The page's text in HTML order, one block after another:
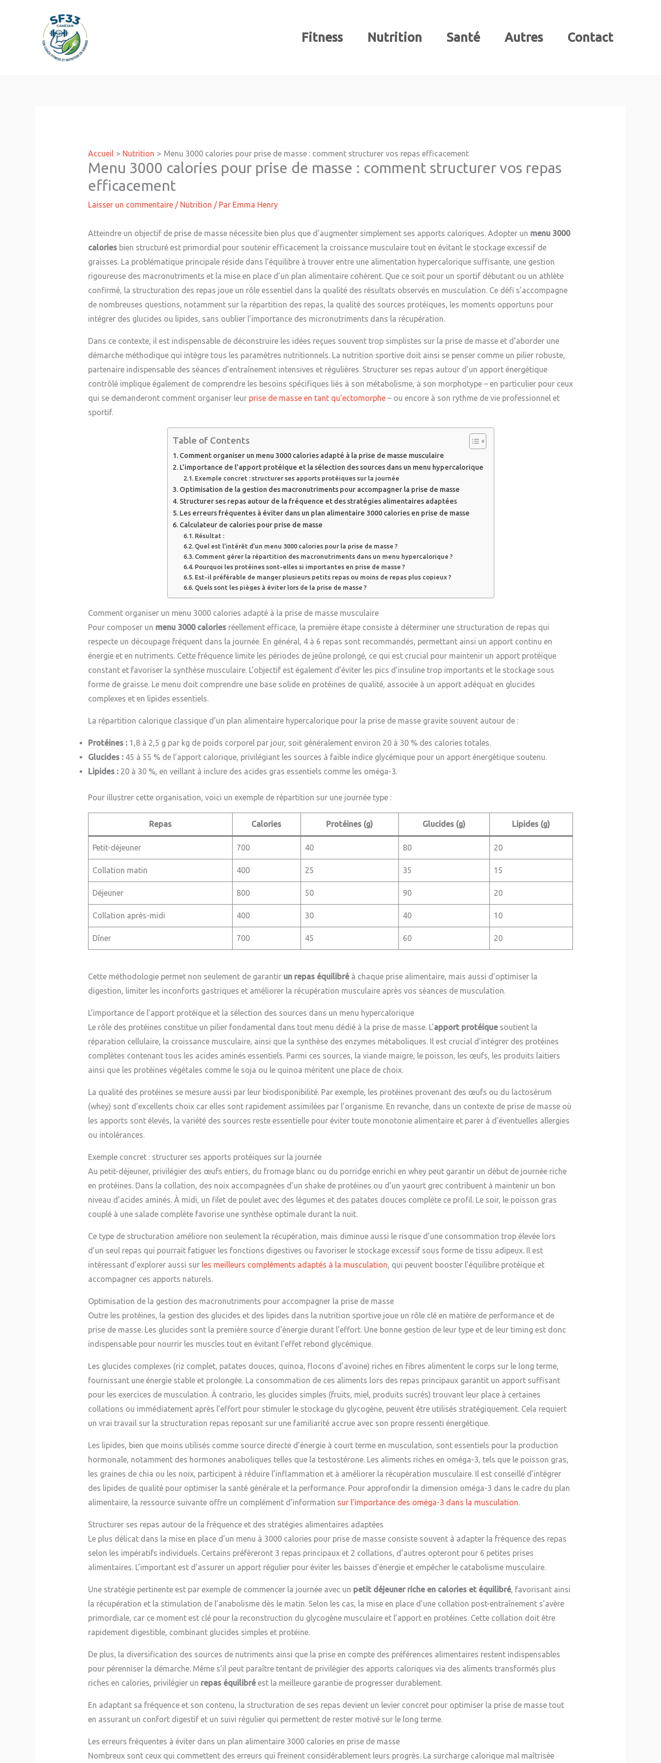
Fitness Nutrition Santé Autres Contact
Accueil Nutrition Menu 3000 calories pour prise de masse : comment structurer vos repas efficacement
Menu 3000 calories pour prise de masse : comment structurer vos repas
efficacement
Laisser un commentaire / Nutrition / Par Emma Henry
Atteindre un objectif de prise de masse nécessite bien plus que d’augmenter simplement ses apports caloriques. Adopter un menu 3000
caloriesbien structuré est primordial pour soutenir efficacement la croissance musculaire tout en évitant le stockage excessif de
graisses. La problématique principale réside dans l’équilibre à trouver entre une alimentation hypercalorique suffisante, une gestion
rigoureuse des macronutriments et la mise en place d’un plan alimentaire cohérent. Que ce soit pour un sportif débutant ou un athlète
confirmé, la structuration des repas joue un rôle essentiel dans la qualité des résultats observés en musculation. Ce défi s’accompagne
de nombreuses questions, notamment sur la répartition des repas, la qualité des sources protéiques, les moments opportuns pour
intégrer des glucides ou lipides, sans oublier l’importance des micronutriments dans la récupération.
Dans ce contexte, il est indispensable de déconstruire les idées reçues souvent trop simplistes sur la prise de masse et d’aborder une
démarche méthodique qui intègre tous les paramètres nutritionnels. La nutrition sportive doit ainsi se penser comme un pilier robuste,
partenaire indispensable des séances d’entraînement intensives et régulières. Structurer ses repas autour d’un apport énergétique
contrôlé implique également de comprendre les besoins spécifiques liés à son métabolisme, à son morphotype – en particulier pour ceux
qui se demanderont comment organiser leur prise de masse en tant qu’ectomorphe– ou encore à son rythme de vie professionnel et
sportif.
Table of Contents
Comment organiser un menu 3000 calories adapté à la prise de masse musculaire
L’importance de l’apport protéique et la sélection des sources dans un menu hypercalorique
Exemple concret : structurer ses apports protéiques sur la journée
Optimisation de la gestion des macronutriments pour accompagner la prise de masse
Structurer ses repas autour de la fréquence et des stratégies alimentaires adaptées
Les erreurs fréquentes à éviter dans un plan alimentaire 3000 calories en prise de masse
Calculateur de calories pour prise de masse
Résultat :
Quel est l’intérêt d’un menu 3000 calories pour la prise de masse ?
Comment gérer la répartition des macronutriments dans un menu hypercalorique ?
Pourquoi les protéines sont-elles si importantes en prise de masse ?
Est-il préférable de manger plusieurs petits repas ou moins de repas plus copieux ?
Quels sont les pièges à éviter lors de la prise de masse ?
Comment organiser un menu 3000 calories adapté à la prise de masse musculaire
Pour composer un menu 3000 caloriesréellement efficace, la première étape consiste à déterminer une structuration de repas qui
respecte un découpage fréquent dans la journée. En général, 4 à 6 repas sont recommandés, permettant ainsi un apport continu en
énergie et en nutriments. Cette fréquence limite les périodes de jeûne prolongé, ce qui est crucial pour maintenir un apport protéique
constant et favoriser la synthèse musculaire. L’objectif est également d’éviter les pics d’insuline trop importants et le stockage sous
forme de graisse. Le menu doit comprendre une base solide en protéines de qualité, associée à un apport adéquat en glucides
complexes et en lipides essentiels.
La répartition calorique classique d’un plan alimentaire hypercalorique pour la prise de masse gravite souvent autour de :
Protéines :1,8 à 2,5 g par kg de poids corporel par jour, soit généralement environ 20 à 30 % des calories totales.
Glucides :45 à 55 % de l’apport calorique, privilégiant les sources à faible indice glycémique pour un apport énergétique soutenu.
Lipides :20 à 30 %, en veillant à inclure des acides gras essentiels comme les oméga-3.
Pour illustrer cette organisation, voici un exemple de répartition sur une journée type :
Repas Calories Protéines (g) Glucides (g) Lipides (g)
Petit-déjeuner 700 40 80 20
Collation matin 400 25 35 15
Déjeuner 800 50 90 20
Collation après-midi 400 30 40 10
Dîner 700 45 60 20
Cette méthodologie permet non seulement de garantir un repas équilibréà chaque prise alimentaire, mais aussi d’optimiser la
digestion, limiter les inconforts gastriques et améliorer la récupération musculaire après vos séances de musculation.
L’importance de l’apport protéique et la sélection des sources dans un menu hypercalorique
Le rôle des protéines constitue un pilier fondamental dans tout menu dédié à la prise de masse. L’apport protéiquesoutient la
réparation cellulaire, la croissance musculaire, ainsi que la synthèse des enzymes métaboliques. Il est crucial d’intégrer des protéines
complètes contenant tous les acides aminés essentiels. Parmi ces sources, la viande maigre, le poisson, les œufs, les produits laitiers
ainsi que les protéines végétales comme le soja ou le quinoa méritent une place de choix.
La qualité des protéines se mesure aussi par leur biodisponibilité. Par exemple, les protéines provenant des œufs ou du lactosérum
(whey) sont d’excellents choix car elles sont rapidement assimilées par l’organisme. En revanche, dans un contexte de prise de masse où
les apports sont élevés, la variété des sources reste essentielle pour éviter toute monotonie alimentaire et parer à d’éventuelles allergies
ou intolérances.
Exemple concret : structurer ses apports protéiques sur la journée
Au petit-déjeuner, privilégier des œufs entiers, du fromage blanc ou du porridge enrichi en whey peut garantir un début de journée riche
en protéines. Dans la collation, des noix accompagnées d’un shake de protéines ou d’un yaourt grec contribuent à maintenir un bon
niveau d’acides aminés. À midi, un filet de poulet avec des légumes et des patates douces complète ce profil. Le soir, le poisson gras
couplé à une salade complète favorise une synthèse optimale durant la nuit.
Ce type de structuration améliore non seulement la récupération, mais diminue aussi le risque d’une consommation trop élevée lors
d’un seul repas qui pourrait fatiguer les fonctions digestives ou favoriser le stockage excessif sous forme de tissu adipeux. Il est
intéressant d’explorer aussi sur les meilleurs compléments adaptés à la musculation, qui peuvent booster l’équilibre protéique et
accompagner ces apports naturels.
Optimisation de la gestion des macronutriments pour accompagner la prise de masse
Outre les protéines, la gestion des glucides et des lipides dans la nutrition sportive joue un rôle clé en matière de performance et de
prise de masse. Les glucides sont la première source d’énergie durant l’effort. Une bonne gestion de leur type et de leur timing est donc
indispensable pour nourrir les muscles tout en évitant l’effet rebond glycémique.
Les glucides complexes (riz complet, patates douces, quinoa, flocons d’avoine) riches en fibres alimentent le corps sur le long terme,
fournissant une énergie stable et prolongée. La consommation de ces aliments lors des repas principaux garantit un apport suffisant
pour les exercices de musculation. À contrario, les glucides simples (fruits, miel, produits sucrés) trouvant leur place à certaines
collations ou immédiatement après l’effort pour stimuler le stockage du glycogène, peuvent être utilisés stratégiquement. Cela requiert
un vrai travail sur la structuration repas reposant sur une familiarité accrue avec son propre ressenti énergétique.
Les lipides, bien que moins utilisés comme source directe d’énergie à court terme en musculation, sont essentiels pour la production
hormonale, notamment des hormones anaboliques telles que la testostérone. Les aliments riches en oméga-3, tels que le poisson gras,
les graines de chia ou les noix, participent à réduire l’inflammation et à améliorer la récupération musculaire. Il est conseillé d’intégrer
des lipides de qualité pour optimiser la santé générale et la performance. Pour approfondir la dimension oméga-3 dans le cadre du plan
alimentaire, la ressource suivante offre un complément d’information sur l’importance des oméga-3 dans la musculation.
Structurer ses repas autour de la fréquence et des stratégies alimentaires adaptées
Le plus délicat dans la mise en place d’un menu à 3000 calories pour prise de masse consiste souvent à adapter la fréquence des repas
selon les impératifs individuels. Certains préfèreront 3 repas principaux et 2 collations, d’autres opteront pour 6 petites prises
alimentaires. L’important est d’assurer un apport régulier pour éviter les baisses d’énergie et empêcher le catabolisme musculaire.
Une stratégie pertinente est par exemple de commencer la journée avec un petit déjeuner riche en calories et équilibré, favorisant ainsi
la récupération et la stimulation de l’anabolisme dès le matin. Selon les cas, la mise en place d’une collation post-entraînement s’avère
primordiale, car ce moment est clé pour la reconstruction du glycogène musculaire et l’apport en protéines. Cette collation doit être
rapidement digestible, combinant glucides simples et protéine.
De plus, la diversification des sources de nutriments ainsi que la prise en compte des préférences alimentaires restent indispensables
pour pérenniser la démarche. Même s’il peut paraître tentant de privilégier des apports caloriques via des aliments transformés plus
riches en calories, privilégier un repas équilibréest la meilleure garantie de progresser durablement.
En adaptant sa fréquence et son contenu, la structuration de ses repas devient un levier concret pour optimiser la prise de masse tout
en assurant un confort digestif et un suivi régulier qui permettent de rester motivé sur le long terme.
Les erreurs fréquentes à éviter dans un plan alimentaire 3000 calories en prise de masse
Nombreux sont ceux qui commettent des erreurs qui freinent considérablement leurs progrès. La surcharge calorique mal maîtrisée